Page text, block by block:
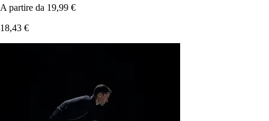
A partire da 19,99 €
18,43 €